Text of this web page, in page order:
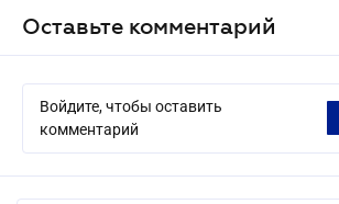
Оставьте комментарий
Войдите, чтобы оставить
комментарий